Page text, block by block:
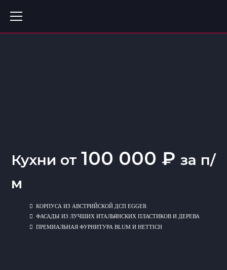
Кухни от 100 000 ₽за п/
м
КОРПУСА ИЗ АВСТРИЙСКОЙ ДСП EGGER
ФАСАДЫ ИЗ ЛУЧШИХ ИТАЛЬЯНСКИХ ПЛАСТИКОВ И ДЕРЕВА
ПРЕМИАЛЬНАЯ ФУРНИТУРА BLUM И HETTICH